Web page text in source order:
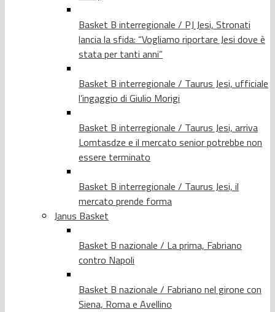
Basket B interregionale / PJ Jesi, Stronati
lancia la sfida: “Vogliamo riportare Jesi dove è
stata per tanti anni”
Basket B interregionale / Taurus Jesi, ufficiale
l’ingaggio di Giulio Morigi
Basket B interregionale / Taurus Jesi, arriva
Lomtasdze e il mercato senior potrebbe non
essere terminato
Basket B interregionale / Taurus Jesi, il
mercato prende forma
Janus Basket
Basket B nazionale / La prima, Fabriano
contro Napoli
Basket B nazionale / Fabriano nel girone con
Siena, Roma e Avellino